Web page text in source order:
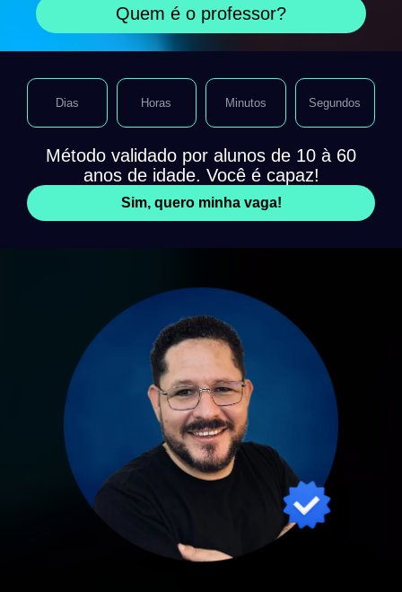
Quem é o professor?
Método validado por alunos de 10 à 60
anos de idade. Você é capaz!
Sim, quero minha vaga!
Dias Horas Minutos Segundos